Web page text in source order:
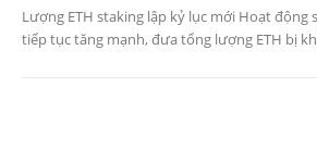
Lượng ETH staking lập kỷ lục mới Hoạt động
tiếp tục tăng mạnh, đưa tổng lượng ETH bị